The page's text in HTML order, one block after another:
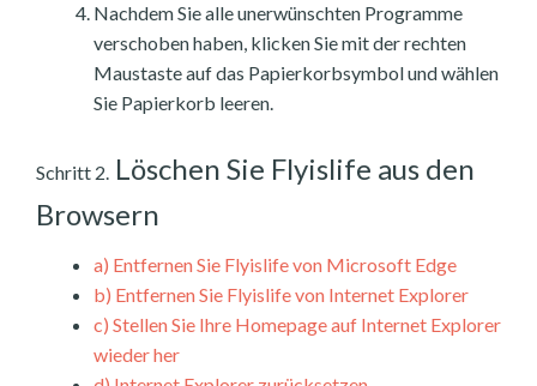
Nachdem Sie alle unerwünschten Programme
verschoben haben, klicken Sie mit der rechten
Maustaste auf das Papierkorbsymbol und wählen
Sie Papierkorb leeren.
Schritt 2. Löschen Sie Flyislife aus den
Browsern
a) Entfernen Sie Flyislife von Microsoft Edge
b) Entfernen Sie Flyislife von Internet Explorer
c) Stellen Sie Ihre Homepage auf Internet Explorer
wieder her